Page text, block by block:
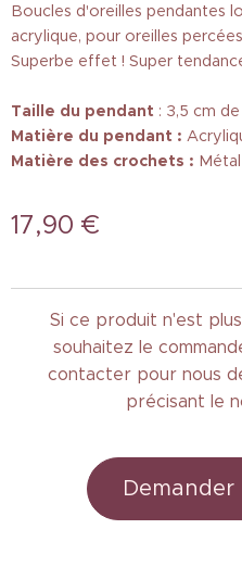
Boucles d'oreilles pendantes
acrylique, pour oreilles
Superbe effet ! Super
Taille du pendant : 3,5 cm
Matière du pendant :
Matière des crochets : Métal
17,90 €
Si ce produit n'est
souhaitez le
contacter pour nous
précisant le